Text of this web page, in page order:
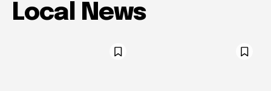
Local News